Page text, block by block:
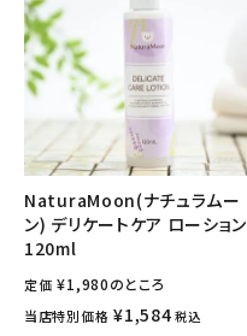
キッズ・ベビー・マタニティ
キッチン用品
フード・ドリンク
ブランド
定期購入
NaturaMoon(ナチュラムー
ン) デリケートケア ローション
120ml
定価 ¥1,980のところ
当店特別価格 ¥1,584 税込